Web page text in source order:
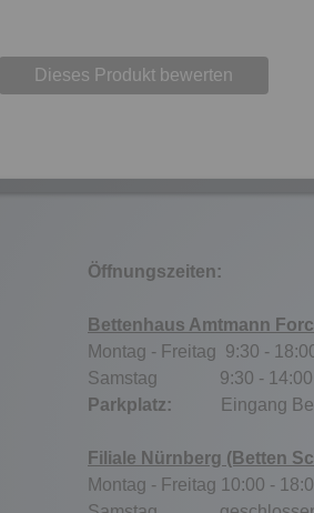
Dieses Produkt bewerten
Öffnungszeiten:
Bettenhaus Amtmann
Montag - Freitag 9:30 -
Samstag 9:30 - 14:00
Parkplatz:
Eingang
Filiale Nürnberg (Betten
Montag - Freitag 10:00 -